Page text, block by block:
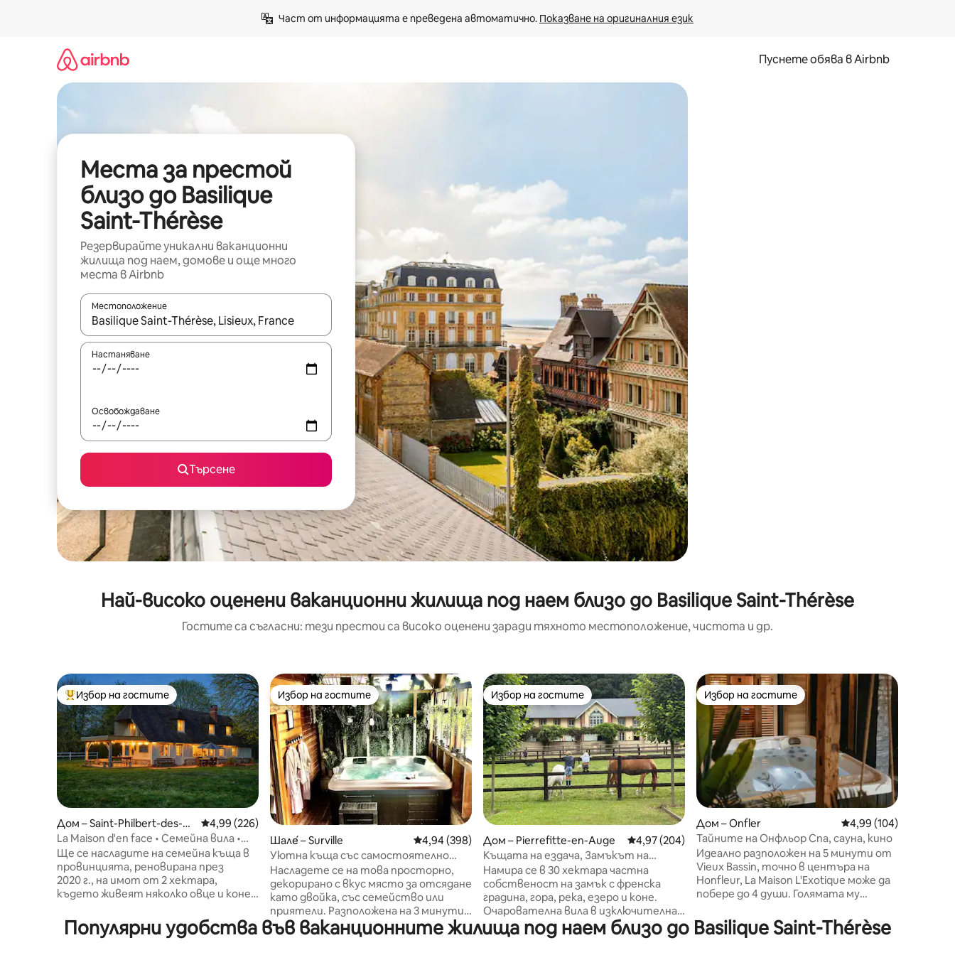
Част от информацията е преведена автоматично. Показване на оригиналния език
Пуснете обява в Airbnb
Места за престой
близо до Basilique
Saint-Thérèse
Резервирайте уникални ваканционни
жилища под наем, домове и още много
места в Airbnb
Местоположение
Когато резултатите се покажат, използвайте клавишите със стрелки нагоре и надолу или навигирайте с докосване или плъзгане.
Настаняване
Освобождаване
Търсене
Най-високо оценени ваканционни жилища под наем близо до Basilique Saint-Thérèse
Гостите са съгласни: тези престои са високо оценени заради тяхното местоположение, чистота и др.
Най-популярен избор на гостите
Избор на гостите
Дом – Saint-Philbert-des-C
hamps
Средна оценка: 4,99 от 5, 226 отзива
4,99 (226)
La Maison d'en face • Семейна вила •
Нормандия
Ще се насладите на семейна къща в
провинцията, реновирана през
2020 г., на имот от 2 хектара,
където живеят няколко овце и коне.
много светла и води към градината.
Двете тераси, едната от които е
Избор на гостите
Избор на гостите
Шале́ – Surville Средна оценка: 4,94 от 5, 398 отзива
4,94 (398)
Уютна къща със самостоятелно
джакузи, тераса на юг
Насладете се на това просторно,
декорирано с вкус място за отсядане
като двойка, със семейство или
приятели. Разположена на 3 минути
от Понт-Л'Евек, на 15 минути от
Довил, Трувил и Хонфльор, тази
Избор на гостите
Избор на гостите
Дом – Pierrefitte-en-Auge Средна оценка: 4,97 от 5, 204 отзива
4,97 (204)
Къщата на ездача, Замъкът на
Авеню
Намира се в 30 хектара частна
собственост на замък с френска
градина, гора, река, езеро и коне.
Очарователна вила в изключителна
обстановка пред портите на Довил
и в подножието на живописното
Избор на гостите
Избор на гостите
Дом – Onfler Средна оценка: 4,99
4,99 (104)
Тайните на Онфльор Спа, сауна, кино
Идеално разположен на 5 минути от
Vieux Bassin, точно в центъра на
Honfleur, La Maison L'Exotique може да
побере до 4 души. Голямата му
спални, неговата самостоятелна
спа зона от 45 м2 с джакузи, сауна,
Популярни удобства във ваканционните жилища под наем близо до Basilique Saint-Thérèse